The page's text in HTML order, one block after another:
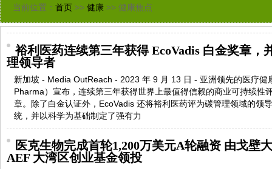
当前位置： 首页 >> 健康 >> 健康焦点
裕利医药连续第三年获得 EcoVadis 白金奖章，
理领导者
新加坡 - Media OutReach - 2023 年 9 月 13 日 - 亚洲领先的医疗健
Pharma）宣布，连续第三年获得世界上最值得信赖的商业可持续性
章。除了白金认证外，EcoVadis 还将裕利医药评为碳管理领域的领
统，并以科学为基础制定了强有力
医克生物完成首轮1,200万美元A轮融资 由戈壁
AEF 大湾区创业基金领投